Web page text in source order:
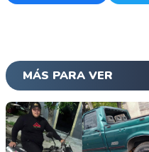
MÁS PARA VER